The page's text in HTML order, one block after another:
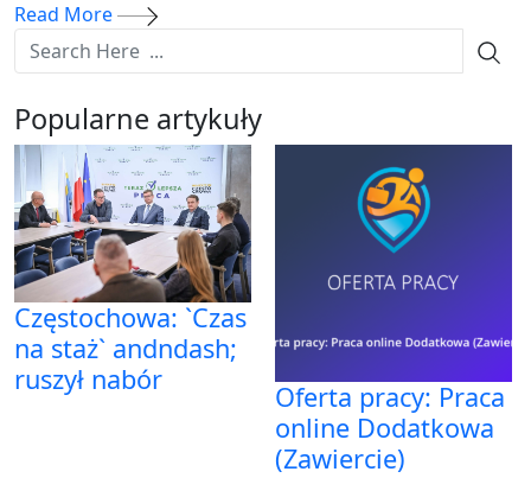
Read More
Popularne artykuły
Częstochowa: `Czas
na staż` andndash;
ruszył nabór
Oferta pracy: Praca
online Dodatkowa
(Zawiercie)